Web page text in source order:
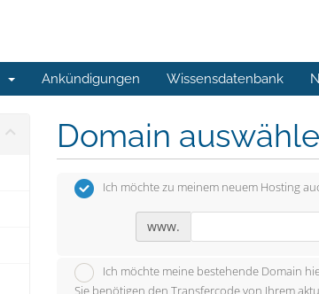
Ankündigungen Wissensdatenbank
Domain
Ich möchte zu meinem neuem Hosting
www.
Ich möchte meine bestehende Domain
Sie benötigen den Transfercode von Ihrem